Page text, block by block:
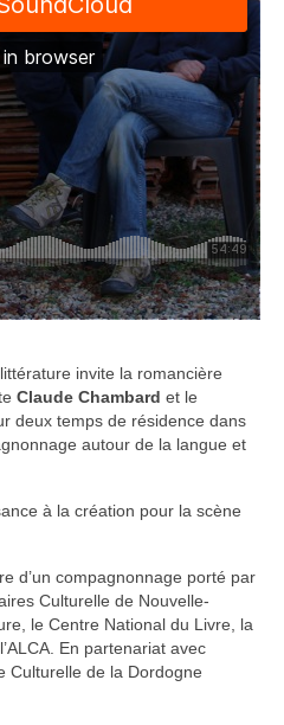
invite la romancière
Claude Chambard et le
deux temps de résidence dans
autour de la langue et
à la création pour la scène
d’un compagnonnage porté par
Culturelle de Nouvelle-
le Centre National du Livre, la
En partenariat avec
Culturelle de la Dordogne